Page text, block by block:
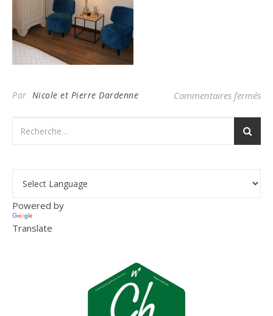
Par Nicole et Pierre Dardenne Commentaires fermés
Powered by
Translate